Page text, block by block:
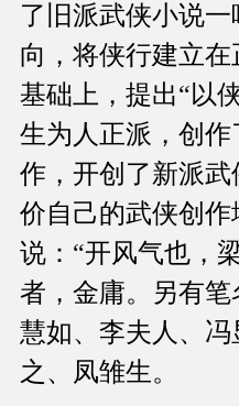
了旧派武侠小说
向，将侠行建立
基础上，提出“以
生为人正派，创
作，开创了新派
价自己的武侠创
说：“开风气也，
者，金庸。另有
慧如、李夫人、
之、凤雏生。